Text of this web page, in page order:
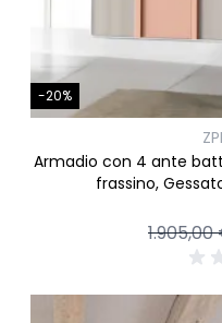
-20%
Armadio con 4 ante battenti e
frassino,